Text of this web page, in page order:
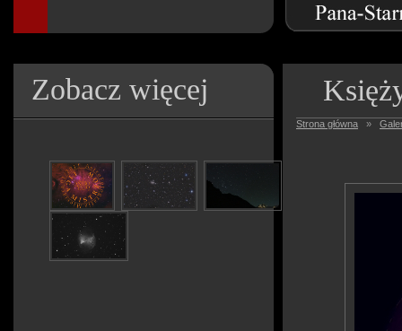
Zobacz więcej
Strona główna »